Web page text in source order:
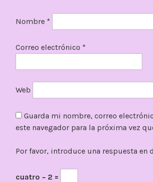
Nombre *
Correo electrónico *
Web
Guarda mi nombre, correo
este navegador para la próxima vez
Por favor, introduce una respuesta en
cuatro − 2 =